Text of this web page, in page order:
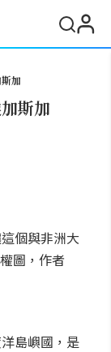
加
斯加
個與非洲大
圖，作者
島嶼國，是